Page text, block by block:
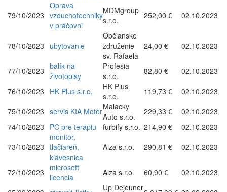
79/10/2023
Oprava
vzduchotechniky
v práčovni
MDMgroup
s.r.o.
252,00 € 02.10.2023
78/10/2023 ubytovanie
Občianske
združenie
sv. Rafaela
24,00 € 02.10.2023
77/10/2023 balík na
životopisy
Profesia
s.r.o.
82,80 €
02.10.2023
76/10/2023
HK Plus s.r.o.
HK Plus
s.r.o.
119,73 €
02.10.2023
75/10/2023 servis KIA MotorMalacky
Auto s.r.o.
229,33 €
02.10.2023
74/10/2023
PC pre terapiu furbify s.r.o. 214,90 €
02.10.2023
73/10/2023
monitor,
tlačiareň,
klávesnica
Alza s.r.o. 290,81 € 02.10.2023
72/10/2023
microsoft
licencia
Alza s.r.o. 60,90 €
02.10.2023
Up Dejeuner